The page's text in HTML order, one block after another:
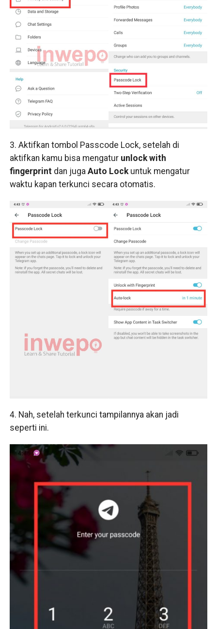
3. Aktifkan tombol Passcode Lock, setelah di
aktifkan kamu bisa mengatur unlock with
fingerprintdan juga Auto Lockuntuk mengatur
waktu kapan terkunci secara otomatis.
4. Nah, setelah terkunci tampilannya akan jadi
seperti ini.